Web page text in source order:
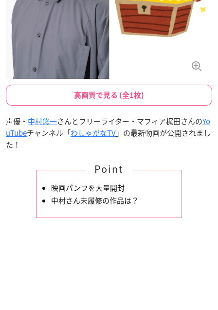
高画質で見る (全1枚)
声優・ 中村悠一さんとフリーライター・マフィア梶田さんのYo
uTubeチャンネル「わしゃがなTV」の最新動画が公開されまし
た！
Point
映画パンフを大量開封
中村さん未履修の作品は？